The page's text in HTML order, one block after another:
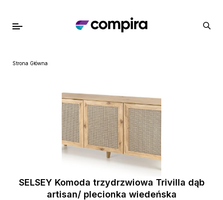
Strona Główna
SELSEY Komoda trzydrzwiowa Trivilla dąb
artisan/ plecionka wiedeńska